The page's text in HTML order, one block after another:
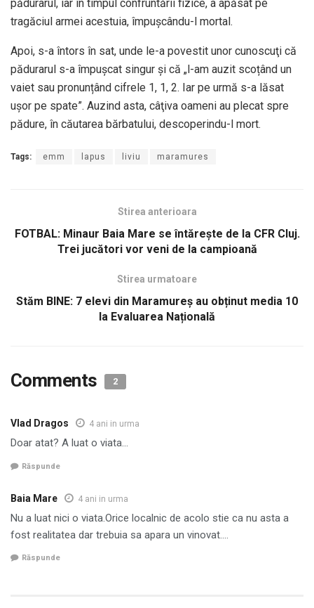
pădurarul, iar în timpul confruntării fizice, a apăsat pe
tragăciul armei acestuia, împuşcându-l mortal.
Apoi, s-a întors în sat, unde le-a povestit unor cunoscuţi că
pădurarul s-a împuşcat singur şi că „l-am auzit scoțând un
vaiet sau pronunțând cifrele 1, 1, 2. Iar pe urmă s-a lăsat
ușor pe spate”. Auzind asta, câţiva oameni au plecat spre
pădure, în căutarea bărbatului, descoperindu-l mort.
Tags: emm lapus liviu maramures
Stirea anterioara
FOTBAL: Minaur Baia Mare se întărește de la CFR Cluj.
Trei jucători vor veni de la campioană
Stirea urmatoare
Stăm BINE: 7 elevi din Maramureș au obținut media 10
la Evaluarea Națională
Comments 2
Vlad Dragos 4 ani in urma
Doar atat? A luat o viata…
Răspunde
Baia Mare 4 ani in urma
Nu a luat nici o viata.Orice localnic de acolo stie ca nu asta a
fost realitatea dar trebuia sa apara un vinovat….
Răspunde